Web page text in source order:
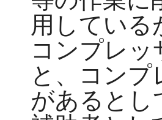
用している
コンプレ
と、コンプ
があるとし